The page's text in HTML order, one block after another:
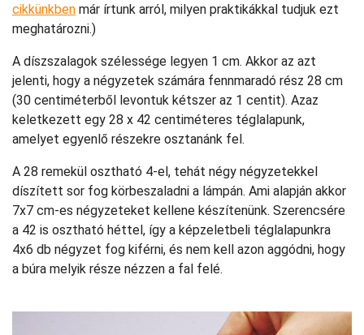
cikkünkben már írtunk arról, milyen praktikákkal tudjuk ezt
meghatározni.)
A díszszalagok szélessége legyen 1 cm. Akkor az azt
jelenti, hogy a négyzetek számára fennmaradó rész 28 cm
(30 centiméterből levontuk kétszer az 1 centit). Azaz
keletkezett egy 28 x 42 centiméteres téglalapunk,
amelyet egyenlő részekre osztanánk fel.
A 28 remekül osztható 4-el, tehát négy négyzetekkel
díszített sor fog körbeszaladni a lámpán. Ami alapján akkor
7x7 cm-es négyzeteket kellene készítenünk. Szerencsére
a 42 is osztható héttel, így a képzeletbeli téglalapunkra
4x6 db négyzet fog kiférni, és nem kell azon aggódni, hogy
a búra melyik része nézzen a fal felé.